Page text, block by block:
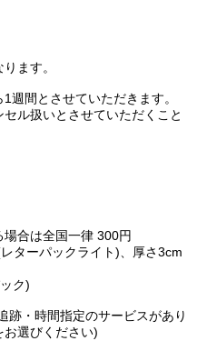
ます。
間とさせていただきます。
ル扱いとさせていただくこと
場合は全国一律 300円
ターパックライト)、厚さ3cm
ク)
跡・時間指定のサービスがあり
お選びください)